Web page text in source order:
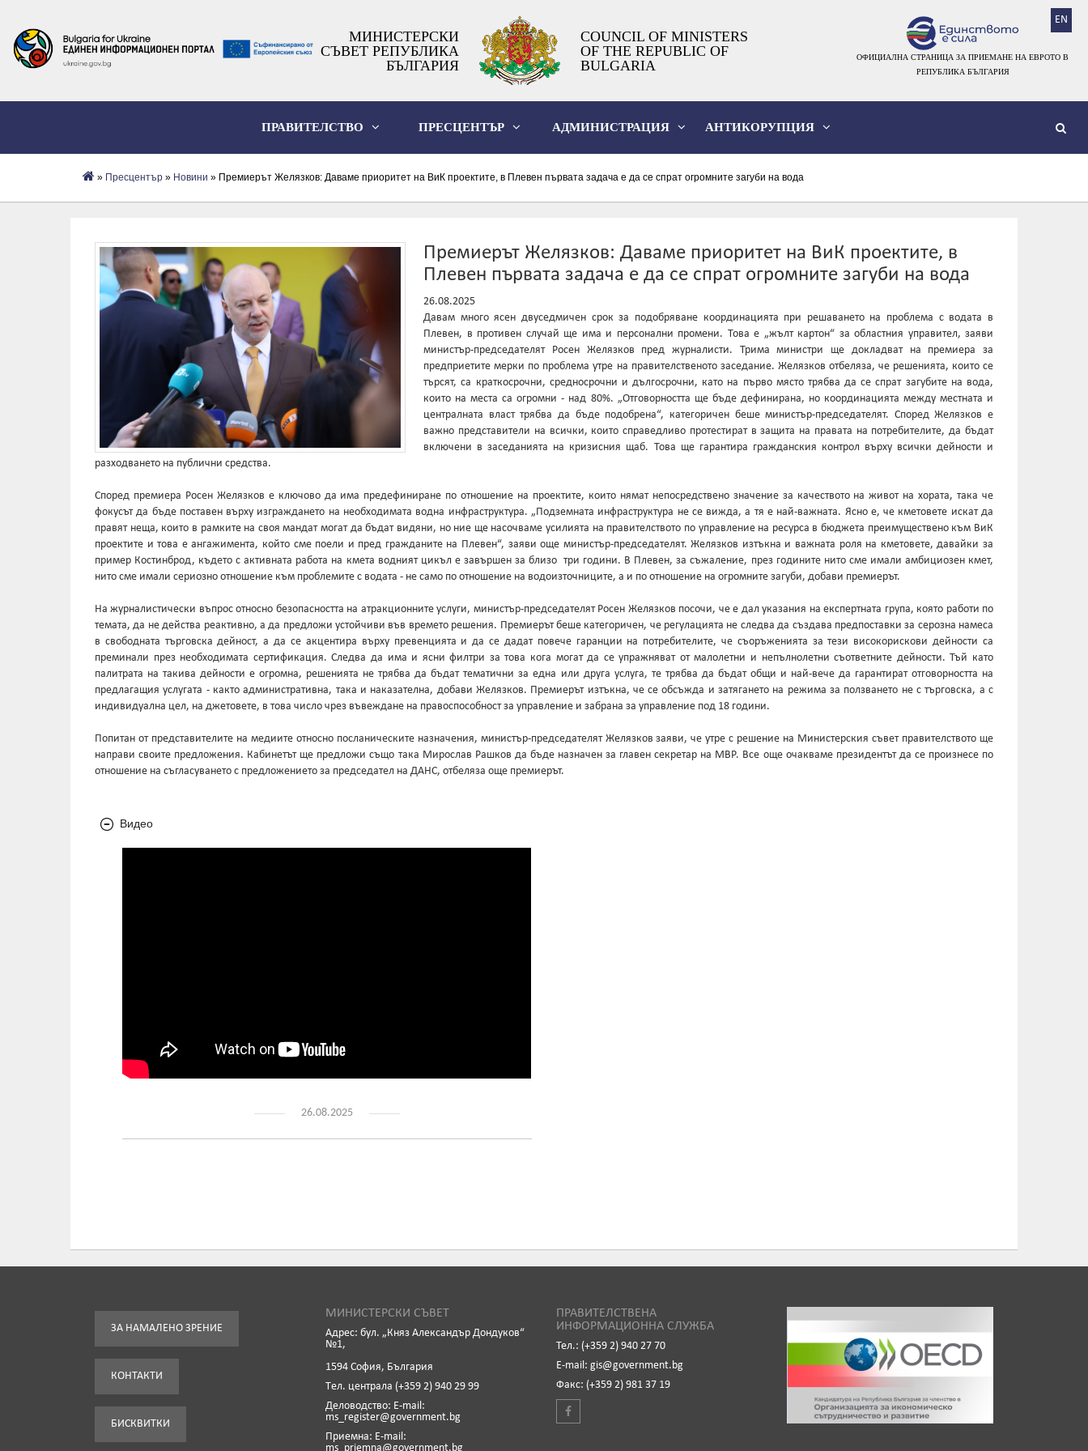
EN
МИНИСТЕРСКИ
СЪВЕТ РЕПУБЛИКА
БЪЛГАРИЯ
COUNCIL OF MINISTERS
OF THE REPUBLIC OF
BULGARIA
ОФИЦИАЛНА СТРАНИЦА ЗА ПРИЕМАНЕ НА ЕВРОТО В
РЕПУБЛИКА БЪЛГАРИЯ
ПРАВИТЕЛСТВО ПРЕСЦЕНТЪР АДМИНИСТРАЦИЯ АНТИКОРУПЦИЯ
» Пресцентър » Новини » Премиерът Желязков: Даваме приоритет на ВиК проектите, в Плевен първата задача е да се спрат огромните загуби на вода
Премиерът Желязков: Даваме приоритет на ВиК проектите, в
Плевен първата задача е да се спрат огромните загуби на вода
26.08.2025
Давам много ясен двуседмичен срок за подобряване координацията при решаването на проблема с водата в
Плевен, в противен случай ще има и персонални промени. Това е „жълт картон“ за областния управител, заяви
министър-председателят Росен Желязков пред журналисти. Трима министри ще докладват на премиера за
предприетите мерки по проблема утре на правителственото заседание. Желязков отбеляза, че решенията, които се
търсят, са краткосрочни, средносрочни и дългосрочни, като на първо място трябва да се спрат загубите на вода,
които на места са огромни - над 80%. „Отговорността ще бъде дефинирана, но координацията между местната и
централната власт трябва да бъде подобрена“, категоричен беше министър-председателят. Според Желязков е
важно представители на всички, които справедливо протестират в защита на правата на потребителите, да бъдат
включени в заседанията на кризисния щаб. Това ще гарантира гражданския контрол върху всички дейности и
разходването на публични средства.
Според премиера Росен Желязков е ключово да има предефиниране по отношение на проектите, които нямат непосредствено значение за качеството на живот на хората, така че
фокусът да бъде поставен върху изграждането на необходимата водна инфраструктура. „Подземната инфраструктура не се вижда, а тя е най-важната. Ясно е, че кметовете искат да
правят неща, които в рамките на своя мандат могат да бъдат видяни, но ние ще насочваме усилията на правителството по управление на ресурса в бюджета преимуществено към ВиК
проектите и това е ангажимента, който сме поели и пред гражданите на Плевен“, заяви още министър-председателят. Желязков изтъкна и важната роля на кметовете, давайки за
пример Костинброд, където с активната работа на кмета водният цикъл е завършен за близо три години. В Плевен, за съжаление, през годините нито сме имали амбициозен кмет,
нито сме имали сериозно отношение към проблемите с водата - не само по отношение на водоизточниците, а и по отношение на огромните загуби, добави премиерът.
На журналистически въпрос относно безопасността на атракционните услуги, министър-председателят Росен Желязков посочи, че е дал указания на експертната група, която работи по
темата, да не действа реактивно, а да предложи устойчиви във времето решения. Премиерът беше категоричен, че регулацията не следва да създава предпоставки за серозна намеса
в свободната търговска дейност, а да се акцентира върху превенцията и да се дадат повече гаранции на потребителите, че съоръженията за тези високорискови дейности са
преминали през необходимата сертификация. Следва да има и ясни филтри за това кога могат да се упражняват от малолетни и непълнолетни съответните дейности. Тъй като
палитрата на такива дейности е огромна, решенията не трябва да бъдат тематични за една или друга услуга, те трябва да бъдат общи и най-вече да гарантират отговорността на
предлагащия услугата - както административна, така и наказателна, добави Желязков. Премиерът изтъкна, че се обсъжда и затягането на режима за ползването не с търговска, а с
индивидуална цел, на джетовете, в това число чрез въвеждане на правоспособност за управление и забрана за управление под 18 години.
Попитан от представителите на медиите относно посланическите назначения, министър-председателят Желязков заяви, че утре с решение на Министерския съвет правителството ще
направи своите предложения. Кабинетът ще предложи също така Мирослав Рашков да бъде назначен за главен секретар на МВР. Все още очакваме президентът да се произнесе по
отношение на съгласуването с предложението за председател на ДАНС, отбеляза още премиерът.
Видео
26.08.2025
ЗА НАМАЛЕНО ЗРЕНИЕ
КОНТАКТИ
БИСКВИТКИ
МИНИСТЕРСКИ СЪВЕТ
Адрес: бул. „Княз Александър Дондуков“
№1,
1594 София, България
Tел. централа (+359 2) 940 29 99
Деловодство: Е-mail:
ms_register@government.bg
Приемна: Е-mail:
ms_priemna@government.bg
ПРАВИТЕЛСТВЕНА
ИНФОРМАЦИОННА СЛУЖБА
Тел.: (+359 2) 940 27 70
Е-mail: gis@government.bg
Факс: (+359 2) 981 37 19